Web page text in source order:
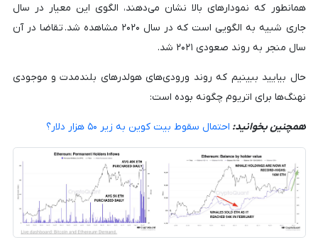
همانطور که نمودارهای بالا نشان می‌دهند، الگوی این معیار در سال
جاری شبیه به الگویی است که در سال ۲۰۲۰ مشاهده شد. تقاضا در آن
سال منجر به روند صعودی ۲۰۲۱ شد.
حال بیایید ببینیم که روند ورودی‌های هولدرهای بلندمدت و موجودی
نهنگ‌ها برای اتریوم چگونه بوده است:
همچنین بخوانید: احتمال سقوط بیت کوین به زیر ۵۰ هزار دلار؟